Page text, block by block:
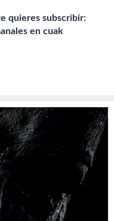
quieres subscribir:
en cuak